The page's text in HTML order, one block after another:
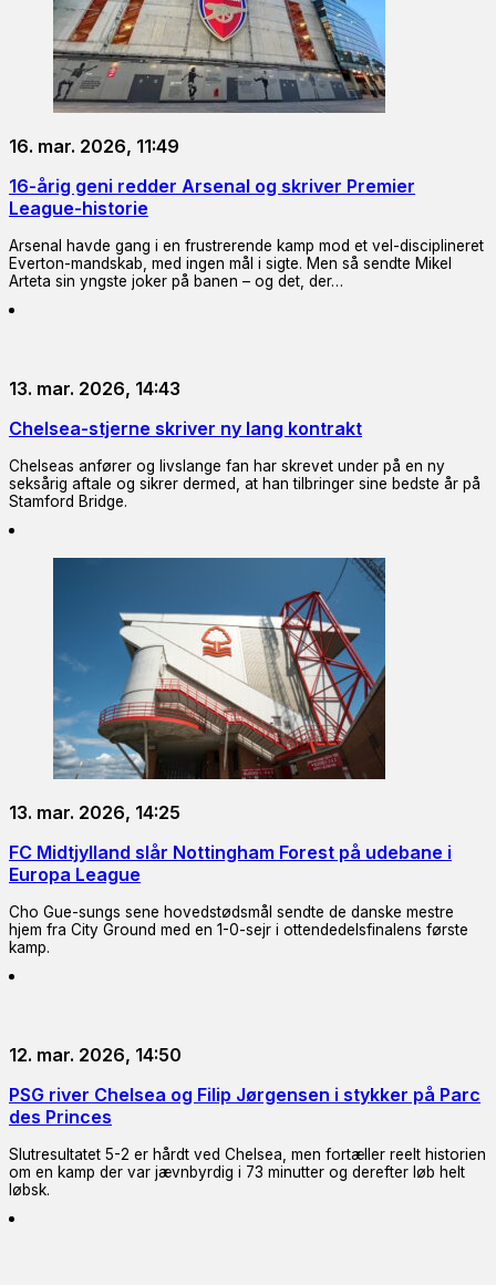
16. mar. 2026, 11:49
16-årig geni redder Arsenal og skriver Premier
League-historie
Arsenal havde gang i en frustrerende kamp mod et vel-disciplineret
Everton-mandskab, med ingen mål i sigte. Men så sendte Mikel
Arteta sin yngste joker på banen – og det, der…
13. mar. 2026, 14:43
Chelsea-stjerne skriver ny lang kontrakt
Chelseas anfører og livslange fan har skrevet under på en ny
seksårig aftale og sikrer dermed, at han tilbringer sine bedste år på
Stamford Bridge.
13. mar. 2026, 14:25
FC Midtjylland slår Nottingham Forest på udebane i
Europa League
Cho Gue-sungs sene hovedstødsmål sendte de danske mestre
hjem fra City Ground med en 1-0-sejr i ottendedelsfinalens første
kamp.
12. mar. 2026, 14:50
PSG river Chelsea og Filip Jørgensen i stykker på Parc
des Princes
Slutresultatet 5-2 er hårdt ved Chelsea, men fortæller reelt historien
om en kamp der var jævnbyrdig i 73 minutter og derefter løb helt
løbsk.